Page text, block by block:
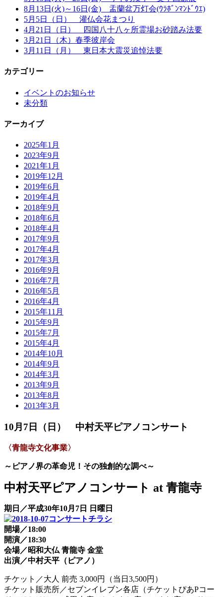
8月13日(火)～16日(金) 盂蘭盆万灯会(ｳﾗﾎﾞﾝﾏﾝﾄﾞｳｴ)
5月5日（日） 灌仏会花まつり
4月21日（日） 四国八十八ヶ所霊場お砂踏み法要
3月21日（木）春季彼岸会
3月11日（月） 東日本大震災追悼法要
カテゴリー
イベントのお知らせ
未分類
アーカイブ
2025年1月
2023年9月
2021年1月
2019年12月
2019年6月
2019年4月
2018年9月
2018年6月
2018年4月
2017年9月
2017年4月
2017年3月
2016年9月
2016年7月
2016年5月
2016年4月
2015年11月
2015年9月
2015年7月
2015年4月
2014年10月
2014年9月
2014年3月
2013年9月
2013年8月
2013年3月
10月7日（日） 中村天平ピアノコンサート
〈青龍寺文化事業〉
～ピアノ界の革命児！その独創的な調べ～
中村天平ピアノコンサート at 青龍寺
期日／平成30年10月7日 日曜日
開場／18:00
開演／18:30
会場／昭和大仏 青龍寺 金堂
出演／中村天平（ピアノ）
チケット／大人 前売 3,000円（当日3,500円）
チケット販売所／セブンイレブン各店（チケットぴあPコー